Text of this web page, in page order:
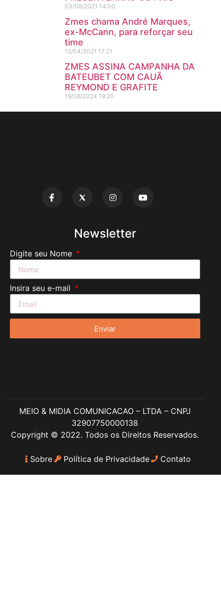
03/08/2021 14:00
Zmes chama André Marques,
ex-McCann, para reforçar seu
time
12/04/2021 17:21
ZMES ASSINA CAMPANHA DA
BATEUBET COM CAUÃ
REYMOND E GRAFITE
19/08/2024 19:20
Newsletter
Digite seu Nome
Insira seu e-mail
Enviar
MEIO & MIDIA COMUNICACAO – LTDA – CNPJ
32907750000138
Copyright © 2022. Todos os Direitos Reservados.
Sobre Política de Privacidade Contato